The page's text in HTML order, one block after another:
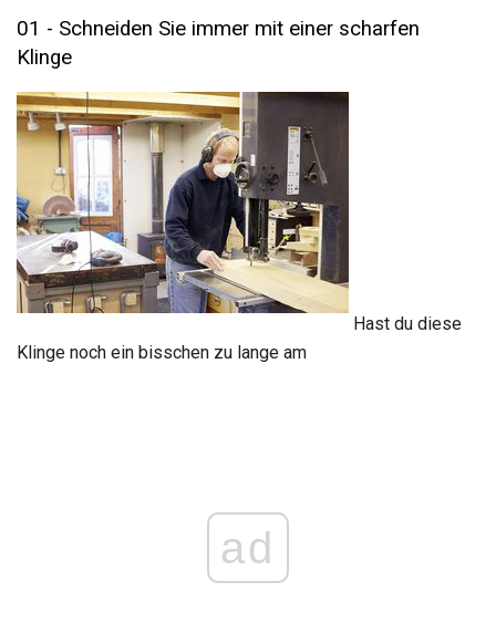
01 - Schneiden Sie immer mit einer scharfen
Klinge
Hast du diese
Klinge noch ein bisschen zu lange am
ad